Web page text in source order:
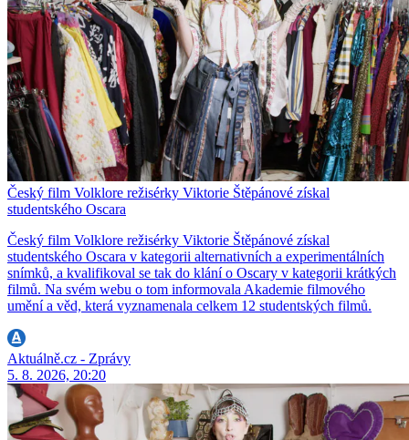
Český film Volklore režisérky Viktorie Štěpánové získal
studentského Oscara
Český film Volklore režisérky Viktorie Štěpánové získal
studentského Oscara v kategorii alternativních a experimentálních
snímků, a kvalifikoval se tak do klání o Oscary v kategorii krátkých
filmů. Na svém webu o tom informovala Akademie filmového
umění a věd, která vyznamenala celkem 12 studentských filmů.
Aktuálně.cz - Zprávy
5. 8. 2026, 20:20